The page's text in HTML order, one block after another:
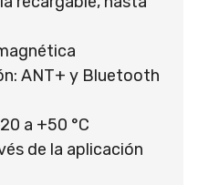
ANT+ y Bluetooth
a +50 °C
de la aplicación